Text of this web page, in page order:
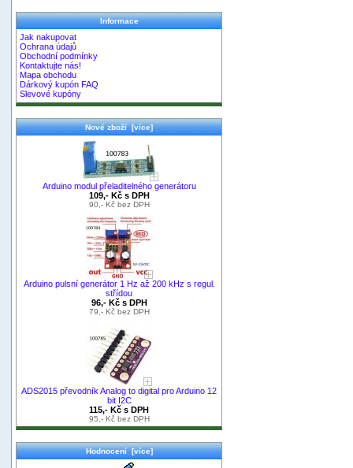
Informace
Jak nakupovat
Ochrana údajů
Obchodní podmínky
Kontaktujte nás!
Mapa obchodu
Dárkový kupón FAQ
Slevové kupóny
Nové zboží [více]
Arduino modul přeladitelného generátoru
109,- Kč s DPH
90,- Kč bez DPH
Arduino pulsní generátor 1 Hz až 200 kHz s regul.
střídou
96,- Kč s DPH
79,- Kč bez DPH
ADS2015 převodník Analog to digital pro Arduino 12
bit I2C
115,- Kč s DPH
95,- Kč bez DPH
Hodnocení [více]